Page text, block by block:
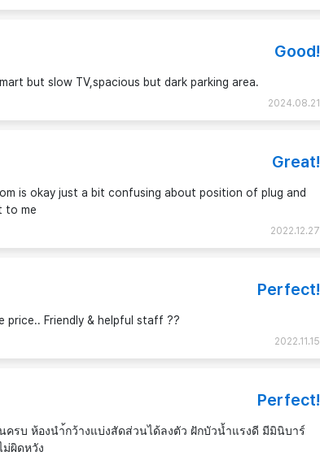
Good!
but slow TV,spacious but dark parking area.
2024.08.21
Great!
is okay just a bit confusing about position of plug and
to me
2022.12.27
Perfect!
price.. Friendly & helpful staff ??
2022.11.15
Perfect!
ครบ ห้องนำ้กว้างแบ่งสัดส่วนได้ลงตัว ฝักบัวน้ำแรงดี มีมินิบาร์
ม่ผิดหวัง